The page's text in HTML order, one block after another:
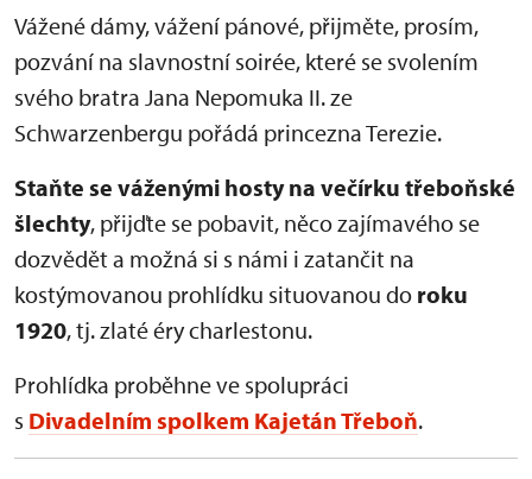
Vážené dámy, vážení pánové, přijměte, prosím,
pozvání na slavnostní soirée, které se svolením
svého bratra Jana Nepomuka II. ze
Schwarzenbergu pořádá princezna Terezie.
Staňte se váženými hosty na večírku třeboňské
šlechty, přijďte se pobavit, něco zajímavého se
dozvědět a možná si s námi i zatančit na
kostýmovanou prohlídku situovanou do roku
1920, tj. zlaté éry charlestonu.
Prohlídka proběhne ve spolupráci
s Divadelním spolkem Kajetán Třeboň.